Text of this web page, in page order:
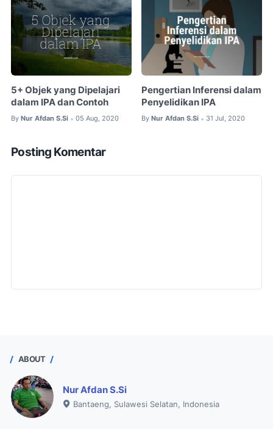
5+ Objek yang Dipelajari
dalam IPA dan Contoh
By Nur Afdan S.Si • 05 Aug, 2020
Pengertian Inferensi dalam
Penyelidikan IPA
By Nur Afdan S.Si • 31 Jul, 2020
Posting Komentar
ABOUT
Nur Afdan S.Si
Bantaeng, Sulawesi Selatan, Indonesia